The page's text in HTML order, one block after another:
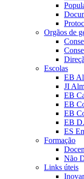
Orgãos de
Escolas
EB
JI
EB
EB
EB
EB
ES
Formação
Não
Links úteis